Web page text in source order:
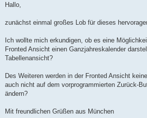
s
Hallo,
zunächst einmal großes Lob für dieses
Ich wollte mich erkundigen, ob es eine
Fronted Ansicht einen Ganzjahreskalender
Tabellenansicht?
Des Weiteren werden in der Fronted Ansicht
auch nicht auf dem vorprogrammierten Zurück-
ändern?
Mit freundlichen Grüßen aus München